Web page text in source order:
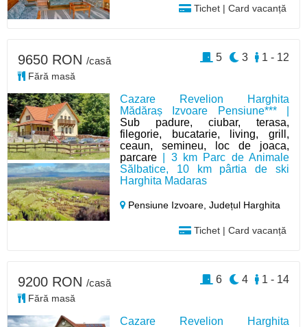
Tichet | Card vacanță
Cazare Revelion Harghita
Mădăraș Izvoare Pensiune*** |
Sub padure, ciubar, terasa,
filegorie, bucatarie, living, grill,
ceaun, semineu, loc de joaca,
parcare | 3 km Parc de Animale
Sălbatice, 10 km pârtia de ski
Harghita Madaras
Pensiune Izvoare,Județul Harghita
Tichet | Card vacanță
9650 RON /casă
Fără masă
1 - 12
3
5
Cazare Revelion Harghita
9200 RON /casă
Fără masă
1 - 14
4
6